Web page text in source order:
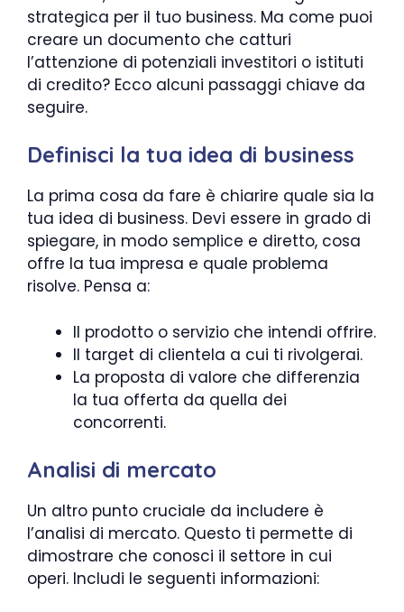
strategica per il tuo business. Ma come puoi
creare un documento che catturi
l’attenzione di potenziali investitori o istituti
di credito? Ecco alcuni passaggi chiave da
seguire.
Definisci la tua idea di business
La prima cosa da fare è chiarire quale sia la
tua idea di business. Devi essere in grado di
spiegare, in modo semplice e diretto, cosa
offre la tua impresa e quale problema
risolve. Pensa a:
Il prodotto o servizio che intendi offrire.
Il target di clientela a cui ti rivolgerai.
La proposta di valore che differenzia
la tua offerta da quella dei
concorrenti.
Analisi di mercato
Un altro punto cruciale da includere è
l’analisi di mercato. Questo ti permette di
dimostrare che conosci il settore in cui
operi. Includi le seguenti informazioni: